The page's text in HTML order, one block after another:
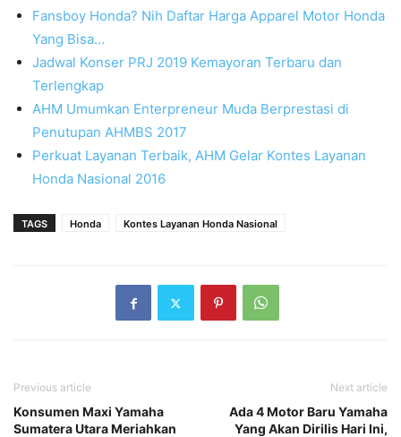
Fansboy Honda? Nih Daftar Harga Apparel Motor Honda
Yang Bisa…
Jadwal Konser PRJ 2019 Kemayoran Terbaru dan
Terlengkap
AHM Umumkan Enterpreneur Muda Berprestasi di
Penutupan AHMBS 2017
Perkuat Layanan Terbaik, AHM Gelar Kontes Layanan
Honda Nasional 2016
TAGS Honda Kontes Layanan Honda Nasional
Previous article
Konsumen Maxi Yamaha
Sumatera Utara Meriahkan
Next article
Ada 4 Motor Baru Yamaha
Yang Akan Dirilis Hari Ini,